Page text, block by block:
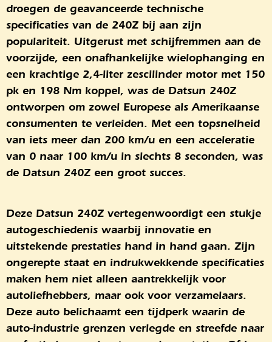
droegen de geavanceerde technische
specificaties van de 240Z bij aan zijn
populariteit. Uitgerust met schijfremmen aan de
voorzijde, een onafhankelijke wielophanging en
een krachtige 2,4-liter zescilinder motor met 150
pk en 198 Nm koppel, was de Datsun 240Z
ontworpen om zowel Europese als Amerikaanse
consumenten te verleiden. Met een topsnelheid
van iets meer dan 200 km/u en een acceleratie
van 0 naar 100 km/u in slechts 8 seconden, was
de Datsun 240Z een groot succes.
Deze Datsun 240Z vertegenwoordigt een stukje
autogeschiedenis waarbij innovatie en
uitstekende prestaties hand in hand gaan. Zijn
ongerepte staat en indrukwekkende specificaties
maken hem niet alleen aantrekkelijk voor
autoliefhebbers, maar ook voor verzamelaars.
Deze auto belichaamt een tijdperk waarin de
auto-industrie grenzen verlegde en streefde naar